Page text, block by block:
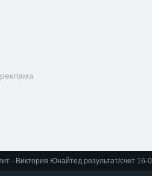
реклама
- Виктория Юнайтед результат/счет 16-